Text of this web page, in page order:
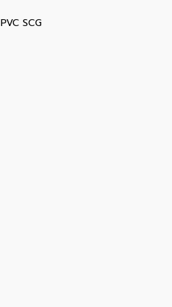
PVC SCG